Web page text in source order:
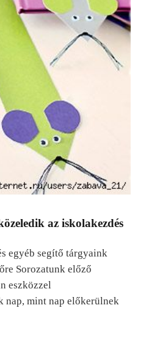
az iskolakezdés
egyéb segítő tárgyaink
Sorozatunk előző
eszközzel
nap, mint nap előkerülnek